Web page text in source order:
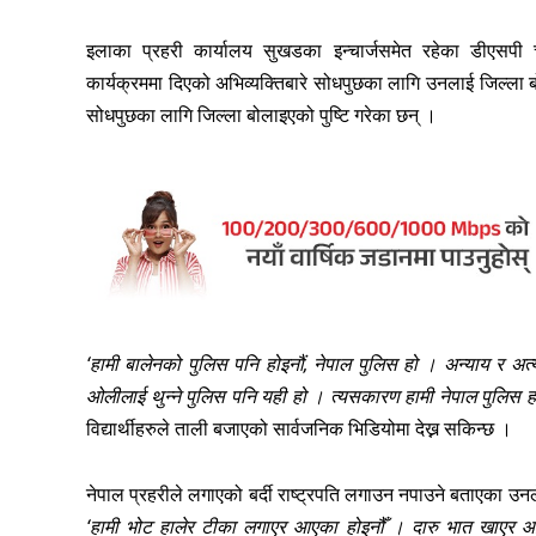
इलाका प्रहरी कार्यालय सुखडका इन्चार्जसमेत रहेका
कार्यक्रममा दिएको अभिव्यक्तिबारे सोधपुछका लागि उनलाई
सोधपुछका लागि जिल्ला बोलाइएको पुष्टि गरेका छन् ।
‘हामी बालेनको पुलिस पनि होइनौं, नेपाल पुलिस हो । अन्याय र
ओलीलाई थुन्ने पुलिस पनि यही हो । त्यसकारण हामी नेपाल पुलिस
विद्यार्थीहरुले ताली बजाएको सार्वजनिक भिडियोमा देख्न सकिन्छ ।
नेपाल प्रहरीले लगाएको बर्दी राष्ट्रपति लगाउन नपाउने
‘हामी भोट हालेर टीका लगाएर आएका होइनौँ । दारु भात खाएर